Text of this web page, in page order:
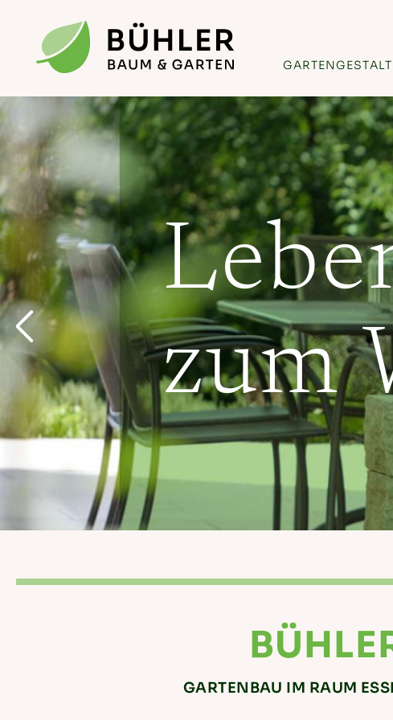
zum
INGRÜN 02/2026
GARTENBAU IM RAUM